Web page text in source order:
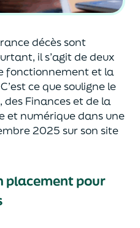
décès sont
il s’agit de deux
fonctionnement et la
C’est ce que souligne le
, des Financeset de la
et numériquedans une
2025 sur son site
placement pour